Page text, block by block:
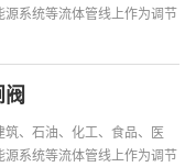
系统等流体管线上作为调节
阀
、石油、化工、食品、医
系统等流体管线上作为调节